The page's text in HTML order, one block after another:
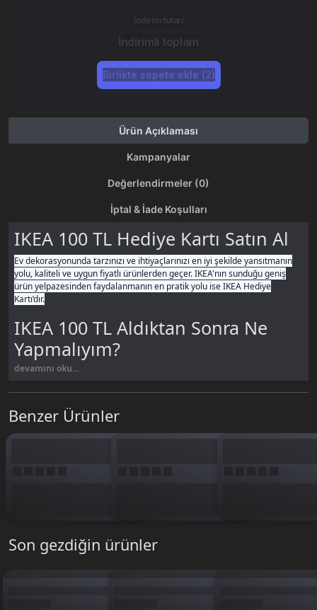
İndirim tutarı
İndirimli toplam
Birlikte sepete ekle (2)
Ürün Açıklaması
Kampanyalar
Değerlendirmeler (0)
İptal & İade Koşulları
IKEA 100 TL Hediye Kartı Satın Al
Ev dekorasyonunda tarzınızı ve ihtiyaçlarınızı en iyi şekilde yansıtmanın
yolu, kaliteli ve uygun fiyatlı ürünlerden geçer. IKEA'nın sunduğu geniş
ürün yelpazesinden faydalanmanın en pratik yolu ise IKEA Hediye
Kartı’dır.
IKEA 100 TL Aldıktan Sonra Ne
Yapmalıyım?
Satın aldıktan 100 Tl Hediye kodu otomatik olarak SMS & Mail ile
Siparişlerimsayfasından takip edin.
Üye girişi yapmayarak alınan 100 Tl Hediye Kodu SMS & Mail ile
gönderilir.
devamını oku...
Benzer Ürünler
Son gezdiğin ürünler